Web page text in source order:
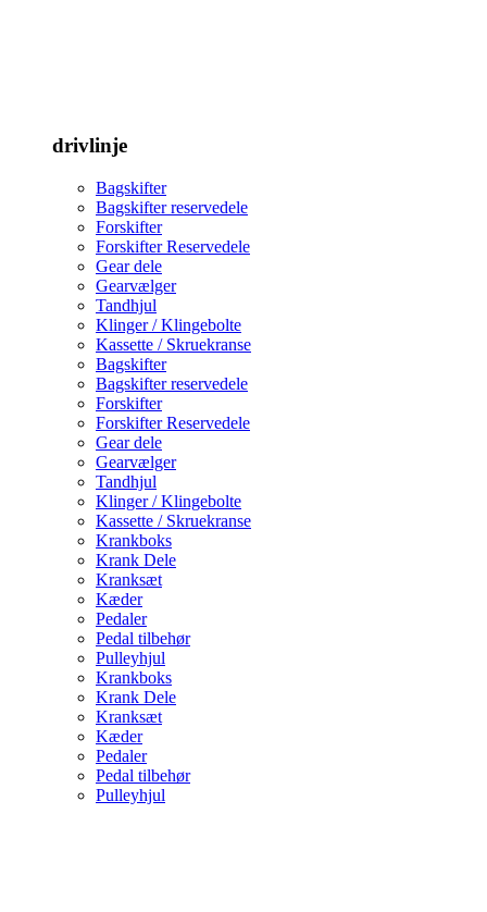
drivlinje
Bagskifter
Bagskifter reservedele
Forskifter
Forskifter Reservedele
Gear dele
Gearvælger
Tandhjul
Klinger / Klingebolte
Kassette / Skruekranse
Bagskifter
Bagskifter reservedele
Forskifter
Forskifter Reservedele
Gear dele
Gearvælger
Tandhjul
Klinger / Klingebolte
Kassette / Skruekranse
Krankboks
Krank Dele
Kranksæt
Kæder
Pedaler
Pedal tilbehør
Pulleyhjul
Krankboks
Krank Dele
Kranksæt
Kæder
Pedaler
Pedal tilbehør
Pulleyhjul